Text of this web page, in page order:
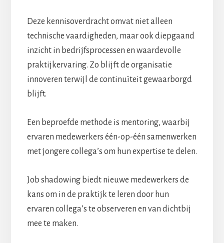
Deze kennisoverdracht omvat niet alleen
technische vaardigheden, maar ook diepgaand
inzicht in bedrijfsprocessen en waardevolle
praktijkervaring. Zo blijft de organisatie
innoveren terwijl de continuïteit gewaarborgd
blijft.
Een beproefde methode is mentoring, waarbij
ervaren medewerkers één-op-één samenwerken
met jongere collega’s om hun expertise te delen.
Job shadowing biedt nieuwe medewerkers de
kans om in de praktijk te leren door hun
ervaren collega’s te observeren en van dichtbij
mee te maken.